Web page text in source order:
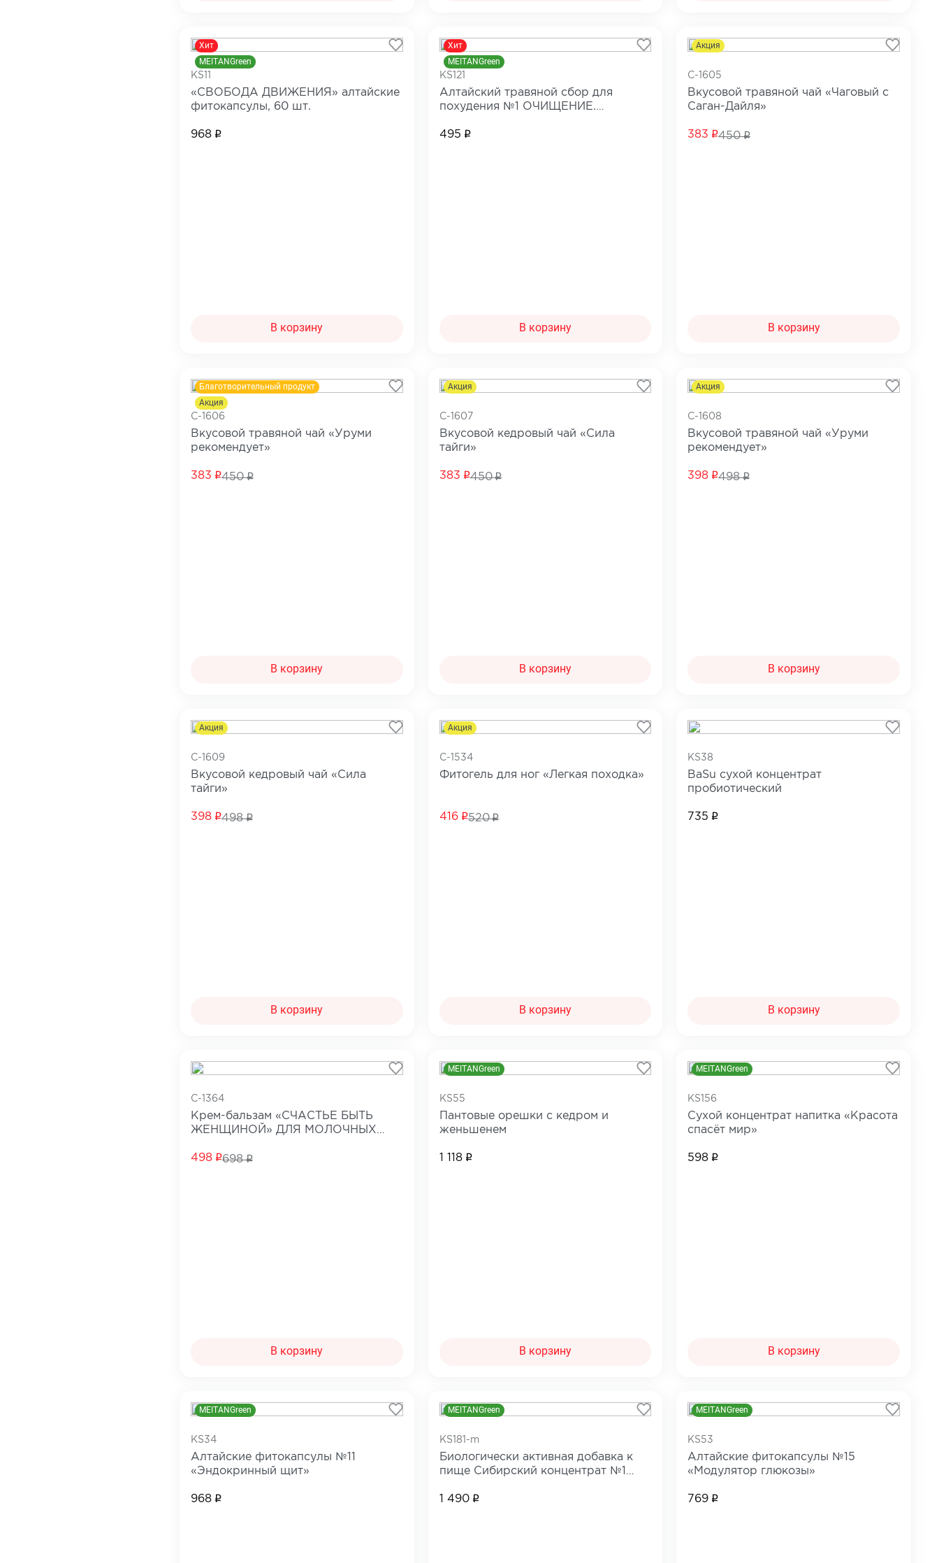
Хит
MEITANGreen
KS11
«СВОБОДА ДВИЖЕНИЯ» алтайские
фитокапсулы, 60 шт.
968
В корзину
Хит
MEITANGreen
KS121
Алтайский травяной сбор для
похудения №1 ОЧИЩЕНИЕ.
495
В корзину
Акция
C-1605
Вкусовой травяной чай «Чаговый с
Саган-Дайля»
383 450
В корзину
Благотворительный продукт
Акция
C-1606
Вкусовой травяной чай «Уруми
рекомендует»
383 450
В корзину
Акция
C-1607
Вкусовой кедровый чай «Сила
тайги»
383 450
В корзину
Акция
C-1608
Вкусовой травяной чай «Уруми
рекомендует»
398 498
В корзину
Акция
C-1609
Вкусовой кедровый чай «Сила
тайги»
398 498
В корзину
Акция
C-1534
Фитогель для ног «Легкая походка»
416 520
В корзину
KS38
BaSu сухой концентрат
пробиотический
735
В корзину
C-1364
Крем-бальзам «СЧАСТЬЕ БЫТЬ
ЖЕНЩИНОЙ» ДЛЯ МОЛОЧНЫХ
498
698
В корзину
MEITANGreen
KS55
Пантовые орешки с кедром и
женьшенем
1 118
В корзину
MEITANGreen
KS156
Сухой концентрат напитка «Красота
спасёт мир»
598
В корзину
MEITANGreen
KS34
Алтайские фитокапсулы №11
«Эндокринный щит»
968
MEITANGreen
KS181-m
Биологически активная добавка к
пище Сибирский концентрат №1
1 490
MEITANGreen
KS53
Алтайские фитокапсулы №15
«Модулятор глюкозы»
769